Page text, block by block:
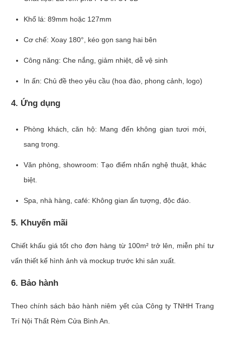
Khổ lá: 89mm hoặc 127mm
Cơ chế: Xoay 180°, kéo gọn sang hai bên
Công năng: Che nắng, giảm nhiệt, dễ vệ sinh
In ấn: Chủ đề theo yêu cầu (hoa đào, phong cảnh, logo)
4. Ứng dụng
Phòng khách, căn hộ: Mang đến không gian tươi mới,
sang trọng.
Văn phòng, showroom: Tạo điểm nhấn nghệ thuật, khác
biệt.
Spa, nhà hàng, café: Không gian ấn tượng, độc đáo.
5. Khuyến mãi
Chiết khấu giá tốt cho đơn hàng từ 100m² trở lên, miễn phí tư
vấn thiết kế hình ảnh và mockup trước khi sản xuất.
6. Bảo hành
Theo chính sách bảo hành niêm yết của Công ty TNHH Trang
Trí Nội Thất Rèm Cửa Bình An.